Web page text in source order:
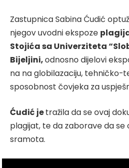
Zastupnica Sabina Ćudić
njegov uvodni ekspoze
Stojića sa Univerziteta
Bijeljini,odnosno dijelovi
na na globilazaciju, tehničko-
sposobnost čovjeka za
Ćudić jetražila da se ovaj
plagijat, te da zaborave da se
sramota.